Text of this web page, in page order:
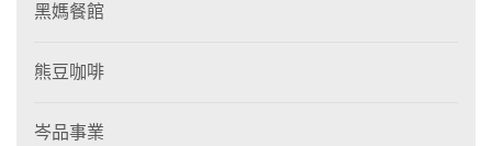
黑媽餐館
熊豆咖啡
岑品事業